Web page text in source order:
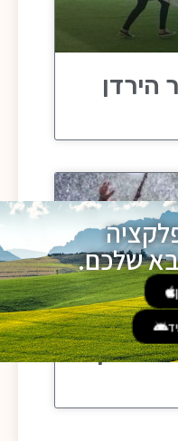
הירדן
הירדן
שלכם.